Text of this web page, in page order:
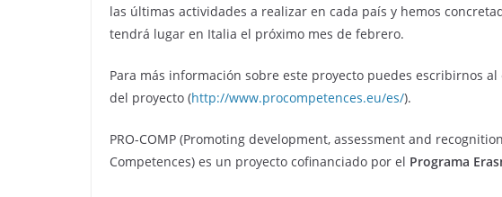
las últimas actividades a realizar en cada país y hemos
tendrá lugar en Italia el próximo mes de febrero.
Para más información sobre este proyecto puedes escribirnos
del proyecto (http://www.procompetences.eu/es/).
PRO-COMP (Promoting development, assessment and
Competences) es un proyecto cofinanciado por el Programa